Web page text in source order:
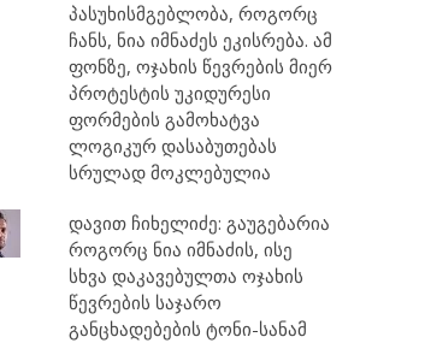
პასუხისმგებლობა, როგორც
ჩანს, ნია იმნაძეს ეკისრება. ამ
ფონზე, ოჯახის წევრების მიერ
პროტესტის უკიდურესი
ფორმების გამოხატვა
ლოგიკურ დასაბუთებას
სრულად მოკლებულია
დავით ჩიხელიძე: გაუგებარია
როგორც ნია იმნაძის, ისე
სხვა დაკავებულთა ოჯახის
წევრების საჯარო
განცხადებების ტონი-სანამ